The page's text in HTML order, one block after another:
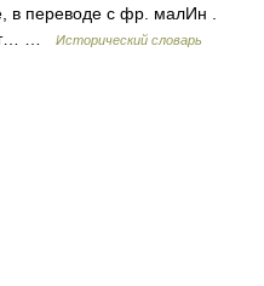
в переводе с фр. малИн .
…
Исторический словарь